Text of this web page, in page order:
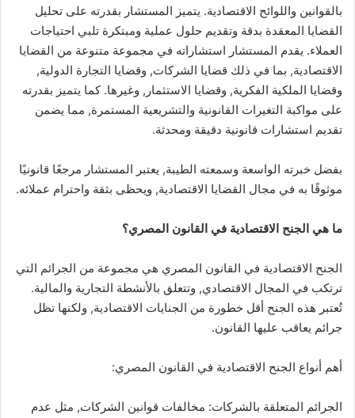
بالقوانين واللوائح الاقتصادية. يتميز المستشار بقدرته على تحليل
القضايا المعقدة بدقة وتقديم حلول عملية ومبتكرة تلبي احتياجات
العملاء. يقدم المستشار استشاراته في مجموعة متنوعة من القضايا
الاقتصادية, بما في ذلك قضايا الشركات, وقضايا التجارة الدولية,
وقضايا الملكية الفكرية, وقضايا الاستثمار, وغيرها. كما يتميز بقدرته
على مواكبة التغيرات القانونية والتشريعية المستمرة, مما يضمن
تقديم استشارات قانونية دقيقة ومحدثة.
بفضل خبرته الواسعة وسمعته الطيبة, يعتبر المستشار مرجعًا قانونيًا
موثوقًا به في مجال القضايا الاقتصادية, ويحظى بثقة واحترام عملائه.
ما هي الجنح الاقتصادية في القانون المصري؟
الجنح الاقتصادية في القانون المصري هي مجموعة من الجرائم التي
ترتكب في المجال الاقتصادي, وتتعلق بالأنشطة التجارية والمالية.
تُعتبر هذه الجنح أقل خطورة من الجنايات الاقتصادية, ولكنها تظل
جرائم يعاقب عليها القانون.
أهم أنواع الجنح الاقتصادية في القانون المصري:
الجرائم المتعلقة بالشركات: مخالفات قوانين الشركات, مثل عدم